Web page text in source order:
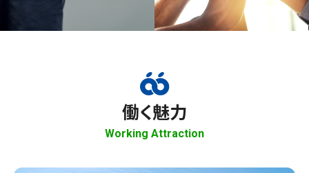
働く魅力
Working Attraction